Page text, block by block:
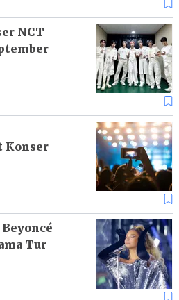
NCT
Konser
Tur